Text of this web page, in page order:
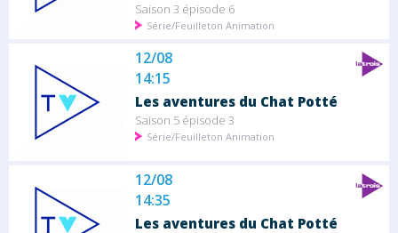
Saison 3 épisode 6
Série/Feuilleton Animation
12/08
14:15
Les aventures du Chat Potté
Saison 5 épisode 3
Série/Feuilleton Animation
12/08
14:35
Les aventures du Chat Potté